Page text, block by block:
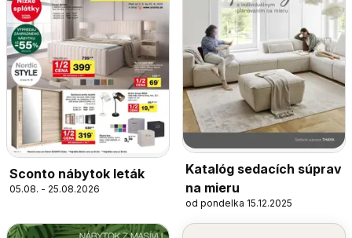
Sconto nábytok leták
05.08. - 25.08.2026
Katalóg sedacích súprav
na mieru
od pondelka 15.12.2025